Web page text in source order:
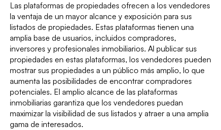
Las plataformas de propiedades ofrecen a los vendedores
la ventaja de un mayor alcance y exposición para sus
listados de propiedades. Estas plataformas tienen una
amplia base de usuarios, incluidos compradores,
inversores y profesionales inmobiliarios. Al publicar sus
propiedades en estas plataformas, los vendedores pueden
mostrar sus propiedades a un público más amplio, lo que
aumenta las posibilidades de encontrar compradores
potenciales. El amplio alcance de las plataformas
inmobiliarias garantiza que los vendedores puedan
maximizar la visibilidad de sus listados y atraer a una amplia
gama de interesados.